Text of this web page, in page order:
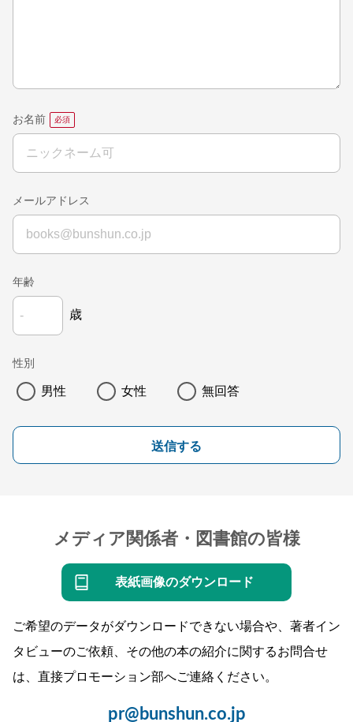
お名前
メールアドレス
年齢
歳
性別
男性 女性 無回答
送信する
メディア関係者・図書館の皆様
表紙画像のダウンロード
ご希望のデータがダウンロードできない場合や、著者イン
タビューのご依頼、その他の本の紹介に関するお問合せ
は、直接プロモーション部へご連絡ください。
pr@bunshun.co.jp